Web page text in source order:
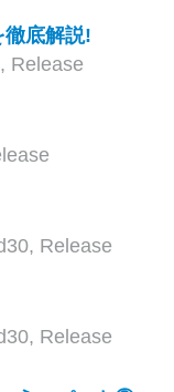
底解説!
, Release
, Release
, Release